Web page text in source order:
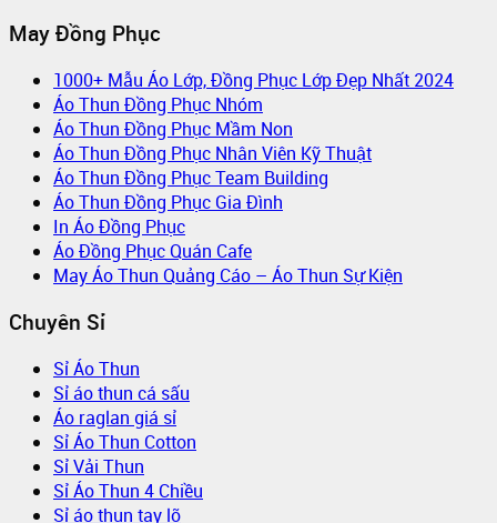
May Đồng Phục
1000+ Mẫu Áo Lớp, Đồng Phục Lớp Đẹp Nhất 2024
Áo Thun Đồng Phục Nhóm
Áo Thun Đồng Phục Mầm Non
Áo Thun Đồng Phục Nhân Viên Kỹ Thuật
Áo Thun Đồng Phục Team Building
Áo Thun Đồng Phục Gia Đình
In Áo Đồng Phục
Áo Đồng Phục Quán Cafe
May Áo Thun Quảng Cáo – Áo Thun Sự Kiện
Chuyên Sỉ
Sỉ Áo Thun
Sỉ áo thun cá sấu
Áo raglan giá sỉ
Sỉ Áo Thun Cotton
Sỉ Vải Thun
Sỉ Áo Thun 4 Chiều
Sỉ áo thun tay lỡ